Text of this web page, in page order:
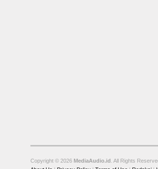
Copyright © 2026 MediaAudio.id . All Rights